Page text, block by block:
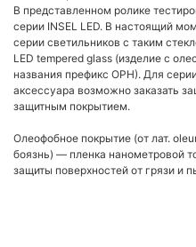
В представленном ролике
серии INSEL LED. В настоящий
серии светильников с таким
LED tempered glass (изделие с
названия префикс OPH). Для
аксессуара возможно заказать
защитным покрытием.
Олеофобное покрытие (от лат.
боязнь) — пленка нанометровой
защиты поверхностей от грязи и